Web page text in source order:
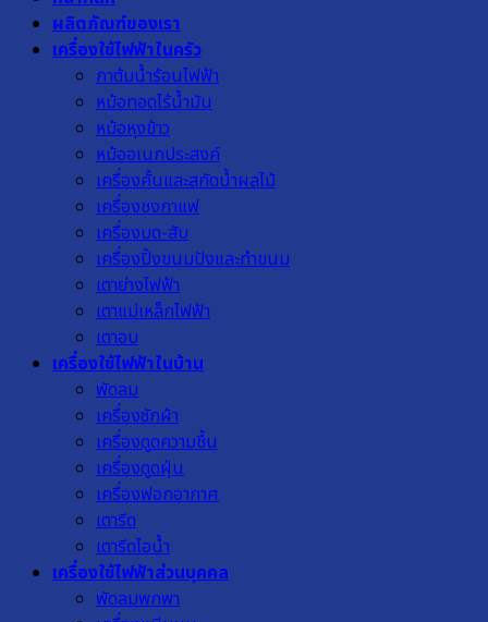
ผลิตภัณฑ์ของเรา
เครื่องใช้ไฟฟ้าในครัว
กาต้มน้ำร้อนไฟฟ้า
หม้อทอดไร้น้ำมัน
หม้อหุงข้าว
หม้ออเนกประสงค์
เครื่องคั้นและสกัดน้ำผลไม้
เครื่องชงกาแฟ
เครื่องบด-สับ
เครื่องปิ้งขนมปังและทำขนม
เตาย่างไฟฟ้า
เตาแม่เหล็กไฟฟ้า
เตาอบ
เครื่องใช้ไฟฟ้าในบ้าน
พัดลม
เครื่องซักผ้า
เครื่องดูดความชื้น
เครื่องดูดฝุ่น
เครื่องฟอกอากาศ
เตารีด
เตารีดไอน้ำ
เครื่องใช้ไฟฟ้าส่วนบุคคล
พัดลมพกพา